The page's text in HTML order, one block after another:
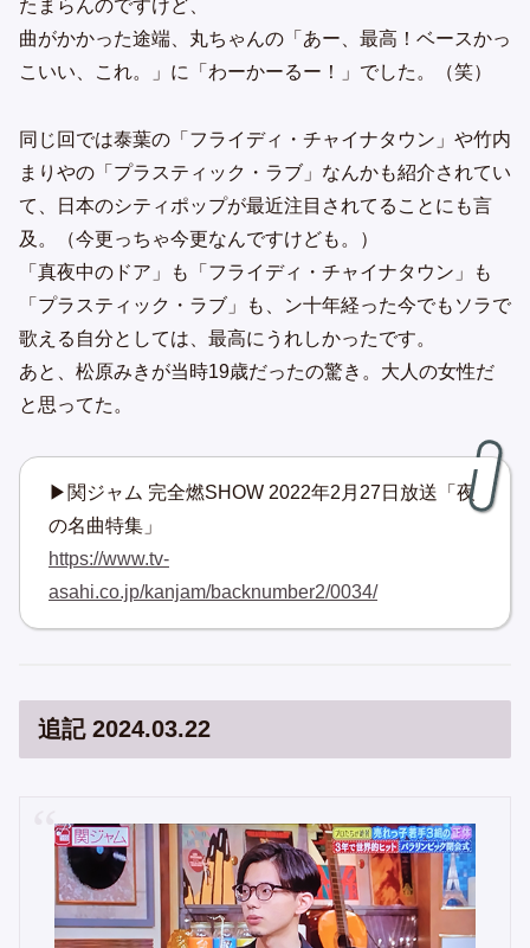
たまらんのですけど、
曲がかかった途端、丸ちゃんの「あー、最高！ベースかっ
こいい、これ。」に「わーかーるー！」でした。（笑）
同じ回では泰葉の「フライディ・チャイナタウン」や竹内
まりやの「プラスティック・ラブ」なんかも紹介されてい
て、日本のシティポップが最近注目されてることにも言
及。（今更っちゃ今更なんですけども。）
「真夜中のドア」も「フライディ・チャイナタウン」も
「プラスティック・ラブ」も、ン十年経った今でもソラで
歌える自分としては、最高にうれしかったです。
あと、松原みきが当時19歳だったの驚き。大人の女性だ
と思ってた。
▶関ジャム 完全燃SHOW 2022年2月27日放送「夜
の名曲特集」
https://www.tv-
asahi.co.jp/kanjam/backnumber2/0034/
追記 2024.03.22